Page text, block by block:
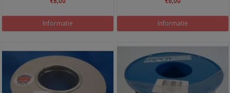
Informatie Informatie